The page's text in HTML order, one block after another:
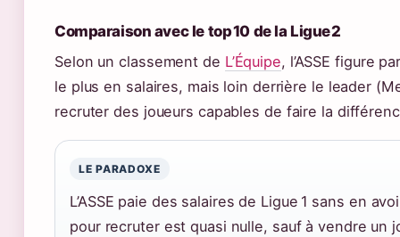
Comparaison avec le top 10 de la Ligue 2
Selon un classement de L’Équipe, l’ASSE figure
le plus en salaires, mais loin derrière le leader
recruter des joueurs capables de faire la
LE PARADOXE
L’ASSE paie des salaires de Ligue 1 sans en
pour recruter est quasi nulle, sauf à vendre un